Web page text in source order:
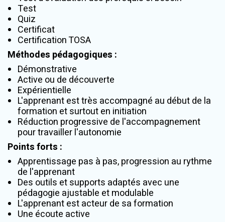
Test
Quiz
Certificat
Certification TOSA
Méthodes pédagogiques :
Démonstrative
Active ou de découverte
Expérientielle
L'apprenant est très accompagné au début de la
formation et surtout en initiation
Réduction progressive de l'accompagnement
pour travailler l'autonomie
Points forts :
Apprentissage pas à pas, progression au rythme
de l'apprenant
Des outils et supports adaptés avec une
pédagogie ajustable et modulable
L'apprenant est acteur de sa formation
Une écoute active